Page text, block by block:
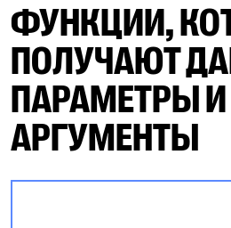
ФУНКЦИИ,
ПОЛУЧАЮТ
ПАРАМЕТРЫ И
АРГУМЕНТЫ